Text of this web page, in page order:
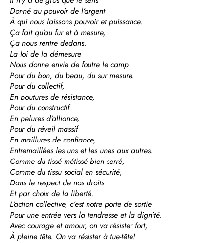
Donné au pouvoir de l’argent
À qui nous laissons pouvoir et puissance.
Ça fait qu’au fur et à mesure,
Ça nous rentre dedans.
La loi de la démesure
Nous donne envie de foutre le camp
Pour du bon, du beau, du sur mesure.
Pour du collectif,
En boutures de résistance,
Pour du constructif
En pelures d’alliance,
Pour du réveil massif
En maillures de confiance,
Entremaillées les uns et les unes aux autres.
Comme du tissé métissé bien serré,
Comme du tissu social en sécurité,
Dans le respect de nos droits
Et par choix de la liberté.
L’action collective, c’est notre porte de sortie
Pour une entrée vers la tendresse et la dignité.
Avec courage et amour, on va résister fort,
À pleine tête. On va résister à tue-tête!